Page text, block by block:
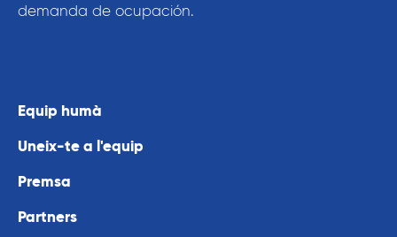
demanda de ocupación.
Equip humà
Uneix-te a l'equip
Premsa
Partners